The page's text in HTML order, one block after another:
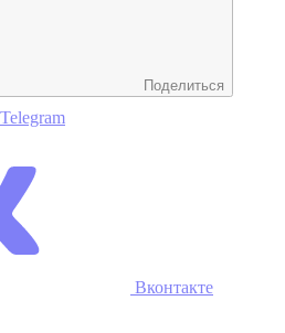
Поделиться
Telegram
Вконтакте